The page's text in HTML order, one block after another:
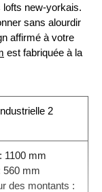
new-yorkais.
sans alourdir
affirmé à votre
est fabriquée à la
2
1100 mm
560 mm
des montants :